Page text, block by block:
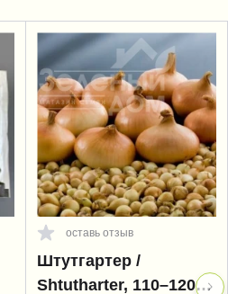
оставь отзыв
Штутгартер /
Shtutharter, 110–120